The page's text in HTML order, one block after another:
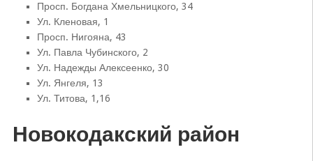
Просп. Богдана Хмельницкого, 34
Ул. Кленовая, 1
Просп. Нигояна, 43
Ул. Павла Чубинского, 2
Ул. Надежды Алексеенко, 30
Ул. Янгеля, 13
Ул. Титова, 1,16
Новокодакский район